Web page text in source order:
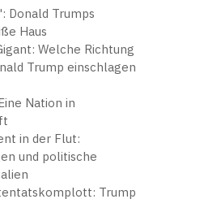
Donald Trumps
Haus
Welche Richtung
Trump einschlagen
Nation in
in der Flut:
und politische
Trump